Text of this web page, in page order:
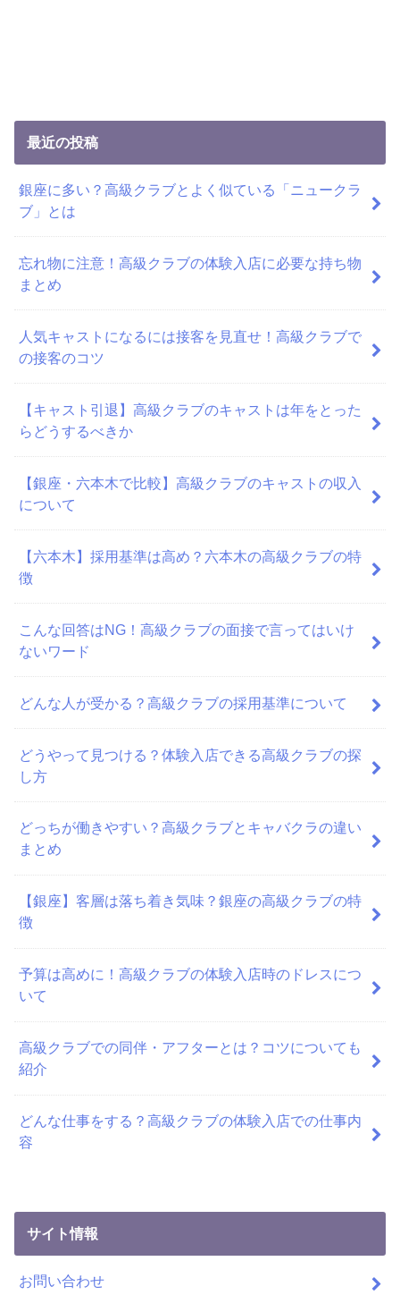
最近の投稿
銀座に多い？高級クラブとよく似ている「ニュークラ
ブ」とは
忘れ物に注意！高級クラブの体験入店に必要な持ち物
まとめ
人気キャストになるには接客を見直せ！高級クラブで
の接客のコツ
【キャスト引退】高級クラブのキャストは年をとった
らどうするべきか
【銀座・六本木で比較】高級クラブのキャストの収入
について
【六本木】採用基準は高め？六本木の高級クラブの特
徴
こんな回答はNG！高級クラブの面接で言ってはいけ
ないワード
どんな人が受かる？高級クラブの採用基準について
どうやって見つける？体験入店できる高級クラブの探
し方
どっちが働きやすい？高級クラブとキャバクラの違い
まとめ
【銀座】客層は落ち着き気味？銀座の高級クラブの特
徴
予算は高めに！高級クラブの体験入店時のドレスにつ
いて
高級クラブでの同伴・アフターとは？コツについても
紹介
どんな仕事をする？高級クラブの体験入店での仕事内
容
サイト情報
お問い合わせ